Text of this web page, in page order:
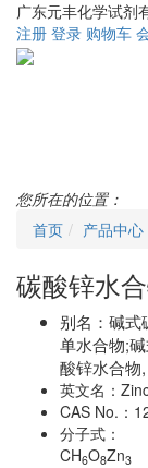
广东元丰化学试剂
注册 登录 购物车
您所在的位置：
首页
产品中心
碳酸锌水
别名： 碱式
单水合物;
酸锌水合物
英文名：
CAS No.：
分子式：
CH6O8Zn3